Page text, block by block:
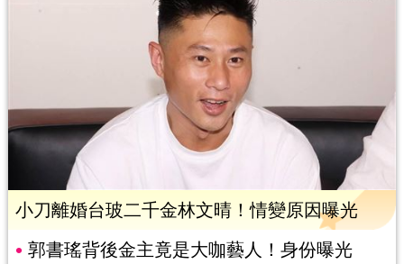
小刀離婚台玻二千金林文晴！情變原因曝光
郭書瑤背後金主竟是大咖藝人！身份曝光